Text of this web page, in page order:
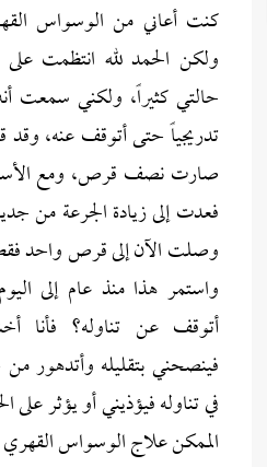
كنت أعاني من الوسواس
حالتي كثيراً، ولكني سمعت
تدريجياً حتى أتوقف عنه، وقد
صارت نصف قرص، ومع
فعدت إلى زيادة الجرعة من
وصلت الآن إلى قرص واحد
واستمر هذا منذ عام إلى
أتوقف عن تناوله؟ فأنا
فينصحني بتقليله وأتدهور
في تناوله فيؤذيني أو يؤثر
الممكن علاج الوسواس القهري